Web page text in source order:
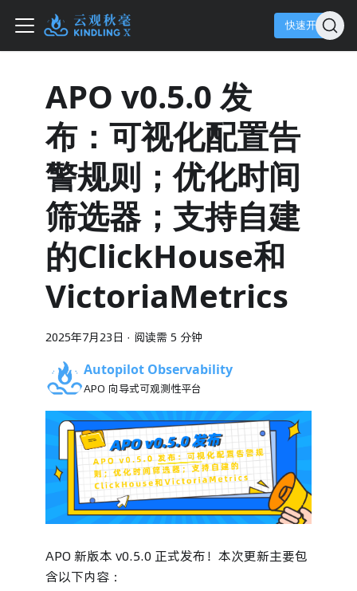
快速开始
APO v0.5.0 发
布：可视化配置告
警规则；优化时间
筛选器；支持自建
的ClickHouse和
VictoriaMetrics
2025年7月23日 · 阅读需 5 分钟
Autopilot Observability
APO 向导式可观测性平台
APO 新版本 v0.5.0 正式发布！本次更新主要包
含以下内容：